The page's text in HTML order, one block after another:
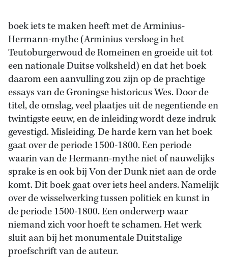
boek iets te maken heeft met de Arminius-
Hermann-mythe (Arminius versloeg in het
Teutoburgerwoud de Romeinen en groeide uit tot
een nationale Duitse volksheld) en dat het boek
daarom een aanvulling zou zijn op de prachtige
essays van de Groningse historicus Wes. Door de
titel, de omslag, veel plaatjes uit de negentiende en
twintigste eeuw, en de inleiding wordt deze indruk
gevestigd. Misleiding. De harde kern van het boek
gaat over de periode 1500-1800. Een periode
waarin van de Hermann-mythe niet of nauwelijks
sprake is en ook bij Von der Dunk niet aan de orde
komt. Dit boek gaat over iets heel anders. Namelijk
over de wisselwerking tussen politiek en kunst in
de periode 1500-1800. Een onderwerp waar
niemand zich voor hoeft te schamen. Het werk
sluit aan bij het monumentale Duitstalige
proefschrift van de auteur.